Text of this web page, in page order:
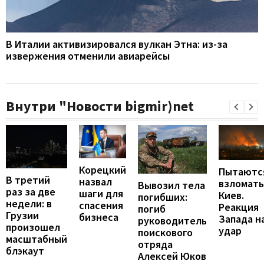
В Италии активизировался вулкан Этна: из-за
извержения отменили авиарейсы
Внутри "Новости bigmir)net
В третий
раз за две
недели: в
Грузии
произошел
масштабный
блэкаут
Корецкий
назвал
шаги для
спасения
бизнеса
Вывозил тела
погибших:
погиб
руководитель
поискового
отряда
Алексей Юков
взломать
Киев.
Реакция
Запада
удар